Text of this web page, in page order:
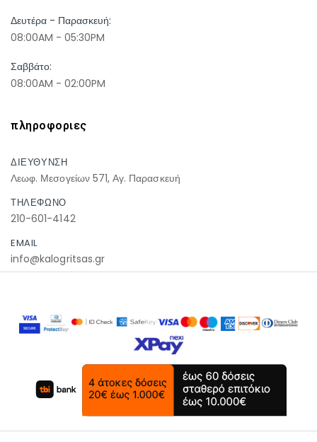
Δευτέρα - Παρασκευή:
08:00AM - 05:30PM
Σαββάτο:
08:00AM - 02:00PM
πληροφοριες
ΔΙΕΥΘΥΝΣΗ
Λεωφ. Μεσογείων 571, Αγ. Παρασκευή
ΤΗΛΕΦΩΝΟ
210-601-4142
EMAIL
info@kalogritsas.gr